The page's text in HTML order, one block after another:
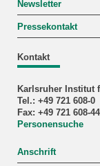
Newsletter
Pressekontakt
Kontakt
Karlsruher Institut
Tel.: +49 721 608-0
Fax: +49 721 608-
Personensuche
Anschrift